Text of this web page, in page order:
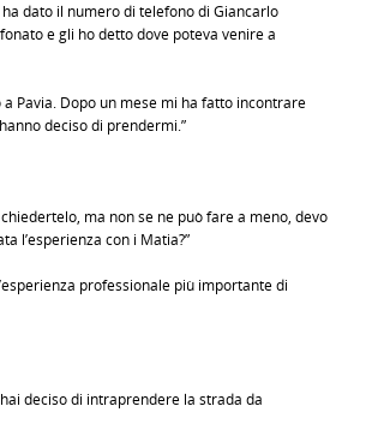
dato il numero di telefono di Giancarlo
e gli ho detto dove poteva venire a
a Pavia. Dopo un mese mi ha fatto incontrare
deciso di prendermi.”
ma non se ne può fare a meno, devo
l’esperienza con i Matia?”
professionale più importante di
deciso di intraprendere la strada da